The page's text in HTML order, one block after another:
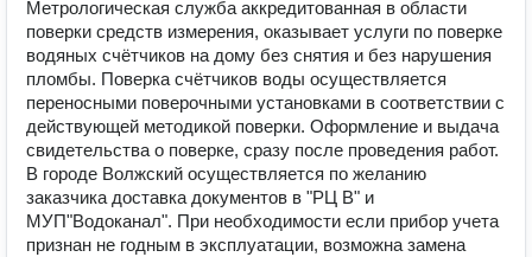
Метрологическая служба аккредитованная в области
поверки средств измерения, оказывает услуги по поверке
водяных счётчиков на дому без снятия и без нарушения
пломбы. Поверка счётчиков воды осуществляется
переносными поверочными установками в соответствии с
действующей методикой поверки. Оформление и выдача
свидетельства о поверке, сразу после проведения работ.
В городе Волжский осуществляется по желанию
заказчика доставка документов в "РЦ В" и
МУП"Водоканал". При необходимости если прибор учета
признан не годным в эксплуатации, возможна замена